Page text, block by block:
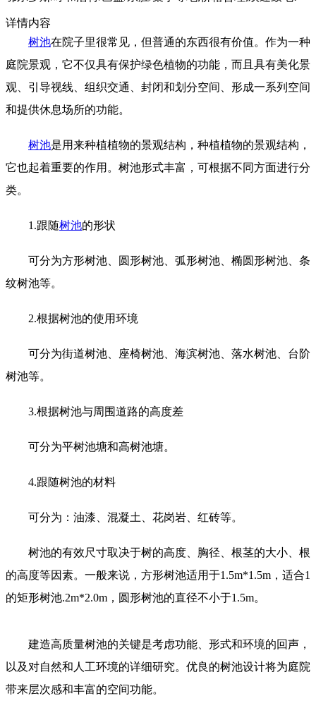
详情内容
树池在院子里很常见，但普通的东西很有价值。作为一种
庭院景观，它不仅具有保护绿色植物的功能，而且具有美化景
观、引导视线、组织交通、封闭和划分空间、形成一系列空间
和提供休息场所的功能。
树池是用来种植植物的景观结构，种植植物的景观结构，
它也起着重要的作用。树池形式丰富，可根据不同方面进行分
类。
1.跟随树池的形状
可分为方形树池、圆形树池、弧形树池、椭圆形树池、条
纹树池等。
2.根据树池的使用环境
可分为街道树池、座椅树池、海滨树池、落水树池、台阶
树池等。
3.根据树池与周围道路的高度差
可分为平树池塘和高树池塘。
4.跟随树池的材料
可分为：油漆、混凝土、花岗岩、红砖等。
树池的有效尺寸取决于树的高度、胸径、根茎的大小、根
的高度等因素。一般来说，方形树池适用于1.5m*1.5m，适合1
的矩形树池.2m*2.0m，圆形树池的直径不小于1.5m。
建造高质量树池的关键是考虑功能、形式和环境的回声，
以及对自然和人工环境的详细研究。优良的树池设计将为庭院
带来层次感和丰富的空间功能。